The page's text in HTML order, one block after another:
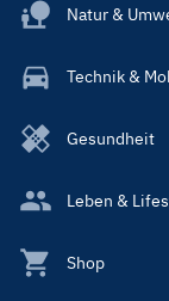
Natur &
Technik &
Gesundheit
Leben &
Shop